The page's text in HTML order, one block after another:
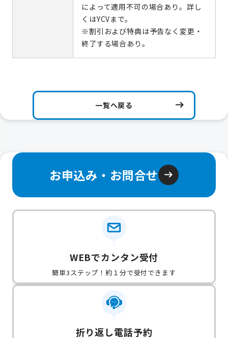
によって適用不可の場合あり。詳し
くはYCVまで。
※割引および特典は予告なく変更・
終了する場合あり。
一覧へ戻る
お申込み・お問合せ
WEBでカンタン受付
簡単3ステップ！約１分で受付できます
折り返し電話予約